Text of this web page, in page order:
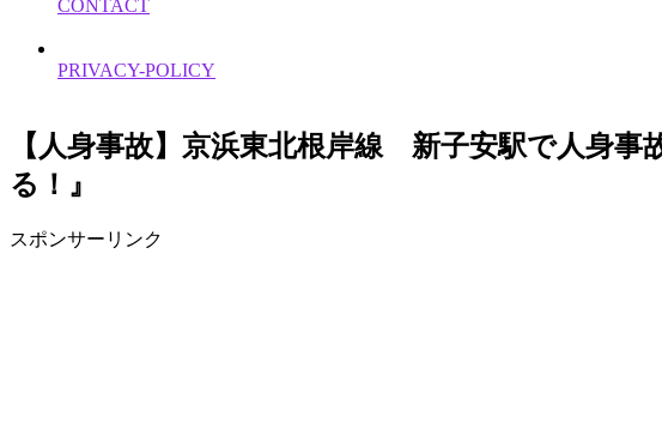
CONTACT
PRIVACY-POLICY
【人身事故】京浜東北根岸線 新子安駅で人身
る！』
スポンサーリンク